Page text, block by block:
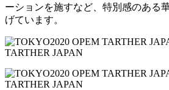
ーションを施すなど、特別感のある
げています。
TARTHER JAPAN
TARTHER JAPAN